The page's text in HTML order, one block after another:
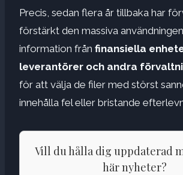
Precis, sedan flera år tillbaka har
förstärkt den massiva
information från finansiella
leverantörer och andra
för att välja de filer med störst
innehålla fel eller bristande
Vill du hålla dig uppdaterad
här nyheter?